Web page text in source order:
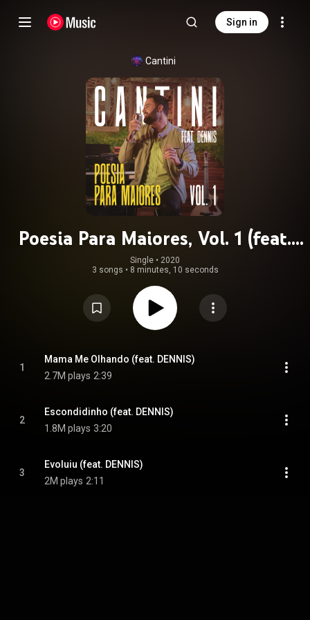
Sign in
Cantini
Poesia Para Maiores, Vol. 1 (feat.
DENNIS)
Single • 2020
3 songs • 8 minutes, 10 seconds
1
Mama Me Olhando (feat. DENNIS)
2.7M plays 2:39
2
Escondidinho (feat. DENNIS)
1.8M plays 3:20
3
Evoluiu (feat. DENNIS)
2M plays 2:11